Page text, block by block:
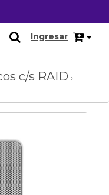
Ingresar
c/s RAID ›